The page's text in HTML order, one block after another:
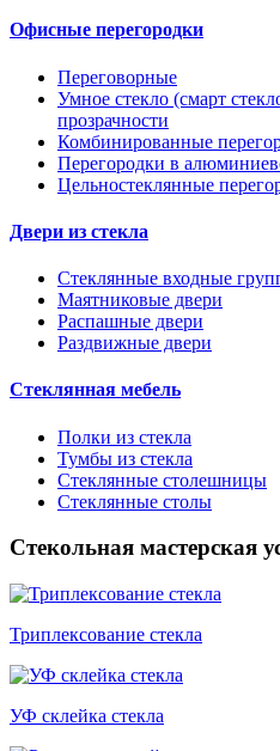
Офисные перегородки
Переговорные
Умное стекло (смарт
прозрачности
Комбинированные
Перегородки в
Цельностеклянные
Двери из стекла
Стеклянные входные
Маятниковые двери
Распашные двери
Раздвижные двери
Стеклянная мебель
Полки из стекла
Тумбы из стекла
Стеклянные столешницы
Стеклянные столы
Стекольная мастерская
Триплексование стекла
УФ склейка стекла